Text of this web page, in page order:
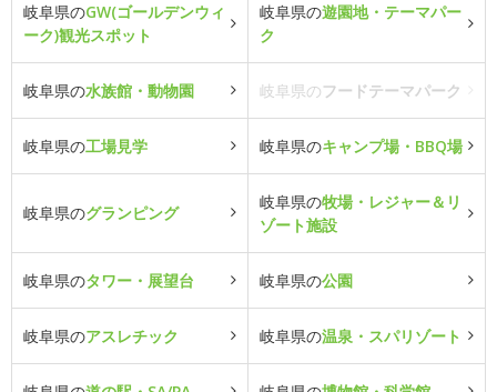
岐阜県のGW(ゴールデンウィ
ーク)観光スポット
岐阜県の遊園地・テーマパー
ク
岐阜県の水族館・動物園 岐阜県のフードテーマパーク
岐阜県の工場見学 岐阜県のキャンプ場・BBQ場
岐阜県のグランピング
岐阜県の牧場・レジャー＆リ
ゾート施設
岐阜県のタワー・展望台 岐阜県の公園
岐阜県のアスレチック 岐阜県の温泉・スパリゾート